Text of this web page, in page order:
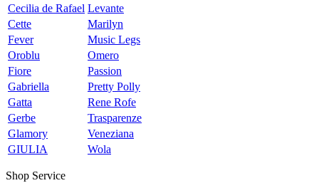
Cecilia de Rafael Levante
Cette
Marilyn
Fever
Music Legs
Oroblu
Omero
Fiore
Passion
Gabriella
Pretty Polly
Gatta
Rene Rofe
Gerbe
Trasparenze
Glamory
Veneziana
GIULIA
Wola
Shop Service